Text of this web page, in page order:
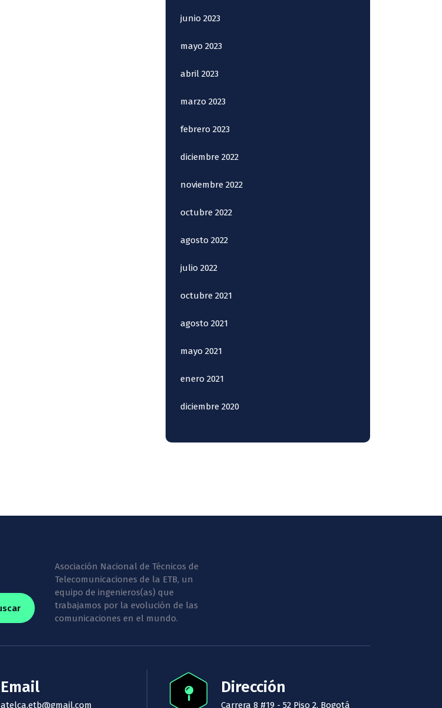
junio 2023
mayo 2023
abril 2023
marzo 2023
febrero 2023
diciembre 2022
noviembre 2022
octubre 2022
agosto 2022
julio 2022
octubre 2021
agosto 2021
mayo 2021
enero 2021
diciembre 2020
Asociación Nacional de Técnicos de
Telecomunicaciones de la ETB, un
equipo de ingenieros(as) que
trabajamos por la evolución de las
comunicaciones en el mundo.
Email
atelca.etb@gmail.com
Dirección
Carrera 8 #19 - 52 Piso 2. Bogotá